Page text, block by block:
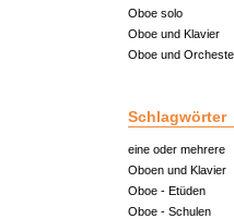
Oboe solo
Oboe und Klavier
Oboe und
Schlagwörter
eine oder mehrere
Oboen und Klavier
Oboe - Etüden
Oboe - Schulen